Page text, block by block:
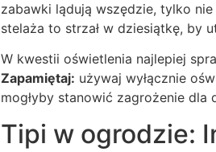
zabawki lądują wszędzie, tylko
stelaża to strzał w dziesiątkę, by
W kwestii oświetlenia najlepiej
Zapamiętaj: używaj wyłącznie
mogłyby stanowić zagrożenie dla
Tipi w ogrodzie: